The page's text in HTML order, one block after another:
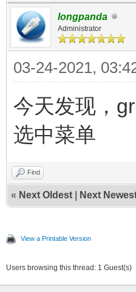
longpanda
Administrator
03-24-2021,
今天发现，
选中菜单
Find
« Next Oldest Next
View a Printable Version
Users browsing this thread: 1 Guest(s)